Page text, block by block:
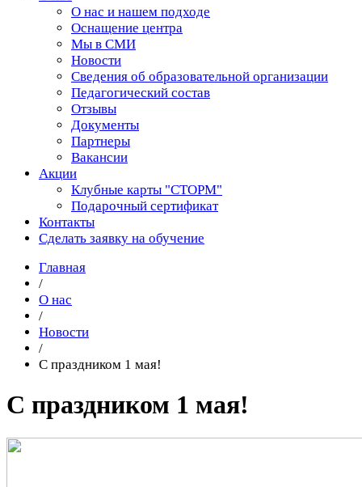
О нас и нашем подходе
Оснащение центра
Мы в СМИ
Новости
Сведения об образовательной организации
Педагогический состав
Отзывы
Документы
Партнеры
Вакансии
Акции
Клубные карты "СТОРМ"
Подарочный сертификат
Контакты
Сделать заявку на обучение
Главная
/
О нас
/
Новости
/
С праздником 1 мая!
С праздником 1 мая!